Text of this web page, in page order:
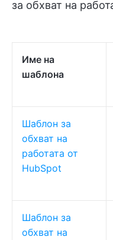
за обхват на
Име на
шаблона
Шаблон за
обхват на
работата от
HubSpot
Шаблон за
обхват на